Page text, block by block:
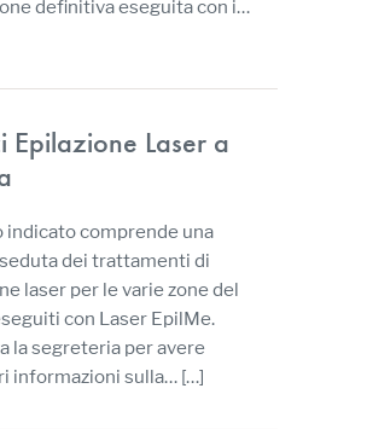
definitiva eseguita con i…
Epilazione Laser a
indicato comprende una
dei trattamenti di
laser per le varie zone del
con Laser EpilMe.
la segreteria per avere
informazioni sulla… […]